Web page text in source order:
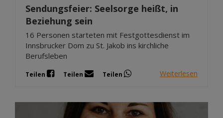
Sendungsfeier: Seelsorge heißt, in
Beziehung sein
16 Personen starteten mit Festgottesdienst im
Innsbrucker Dom zu St. Jakob ins kirchliche
Berufsleben
Teilen Teilen Teilen Weiterlesen